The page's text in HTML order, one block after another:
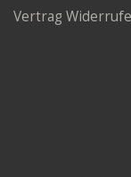
Vertrag